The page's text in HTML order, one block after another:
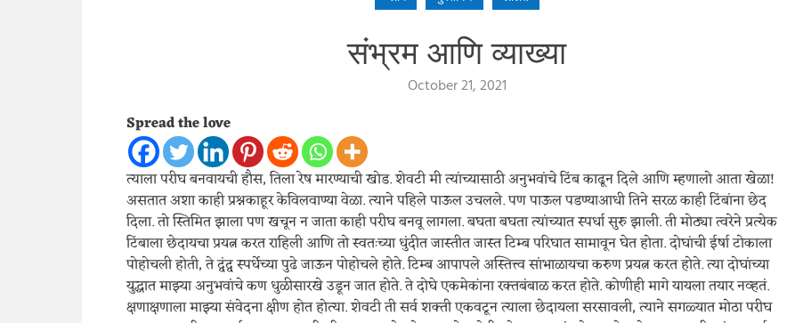
संभ्रम आणि व्याख्या
October 21, 2021
Spread the love
त्याला परीघ बनवायची हौस, तिला रेष मारण्याची खोड. शेवटी मी त्यांच्यासाठी अनुभवांचे टिंब काढून दिले आणि म्हणालो आता खेळा!
असतात अशा काही प्रश्नकाहूर केविलवाण्या वेळा. त्याने पहिले पाऊल उचलले. पण पाऊल पडण्याआधी तिने सरळ काही टिंबांना छेद
दिला. तो स्तिमित झाला पण खचून न जाता काही परीघ बनवू लागला. बघता बघता त्यांच्यात स्पर्धा सुरु झाली. ती मोठ्या त्वरेने प्रत्येक
टिंबाला छेदायचा प्रयत्न करत राहिली आणि तो स्वतःच्या धुंदीत जास्तीत जास्त टिम्ब परिघात सामावून घेत होता. दोघांची ईर्षा टोकाला
पोहोचली होती, ते द्वंद्व स्पर्धेच्या पुढे जाऊन पोहोचले होते. टिम्ब आपापले अस्तित्त्व सांभाळायचा करुण प्रयत्न करत होते. त्या दोघांच्या
युद्धात माझ्या अनुभवांचे कण धुळीसारखे उडून जात होते. ते दोघे एकमेकांना रक्तबंबाळ करत होते. कोणीही मागे यायला तयार नव्हतं.
क्षणाक्षणाला माझ्या संवेदना क्षीण होत होत्या. शेवटी ती सर्व शक्ती एकवटून त्याला छेदायला सरसावली, त्याने सगळ्यात मोठा परीघ